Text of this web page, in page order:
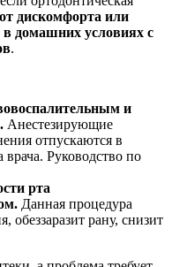
дискомфорта или
домашних условиях с
.
и
Анестезирующие
отпускаются в
врача. Руководство по
рта
Данная процедура
обеззаразит рану, снизит